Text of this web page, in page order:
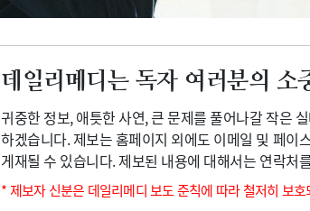
데일리메디는 독자 여러분의 소
귀중한 정보, 애틋한 사연, 큰 문제를 풀어나갈 작은
하겠습니다. 제보는 홈페이지 외에도 이메일 및 페이
게재될 수 있습니다. 제보된 내용에 대해서는 연락처
* 제보자 신분은 데일리메디 보도 준칙에 따라 철저히 보